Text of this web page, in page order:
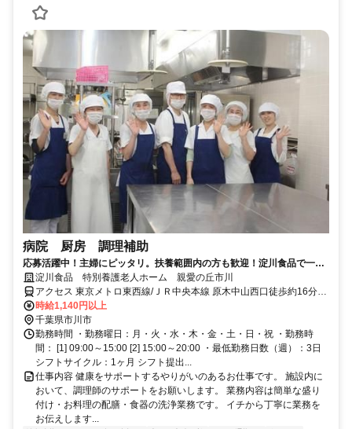
病院 厨房 調理補助
応募活躍中！主婦にピッタリ。扶養範囲内の方も歓迎！淀川食品で一緒
に働きませんか！
淀川食品 特別養護老人ホーム 親愛の丘市川
アクセス 東京メトロ東西線/ＪＲ中央本線 原木中山西口徒歩約16分、
ＪＲ京葉線 二俣新町徒歩約19分、ＪＲ武蔵野線 西船橋南口徒歩約23
分
時給1,140円以上
千葉県市川市
勤務時間 ・勤務曜日：月・火・水・木・金・土・日・祝 ・勤務時
間： [1] 09:00～15:00 [2] 15:00～20:00 ・最低勤務日数（週）：3日
シフトサイクル：1ヶ月 シフト提出...
仕事内容 健康をサポートするやりがいのあるお仕事です。 施設内に
おいて、調理師のサポートをお願いします。 業務内容は簡単な盛り
付け・お料理の配膳・食器の洗浄業務です。 イチから丁寧に業務を
お伝えします...